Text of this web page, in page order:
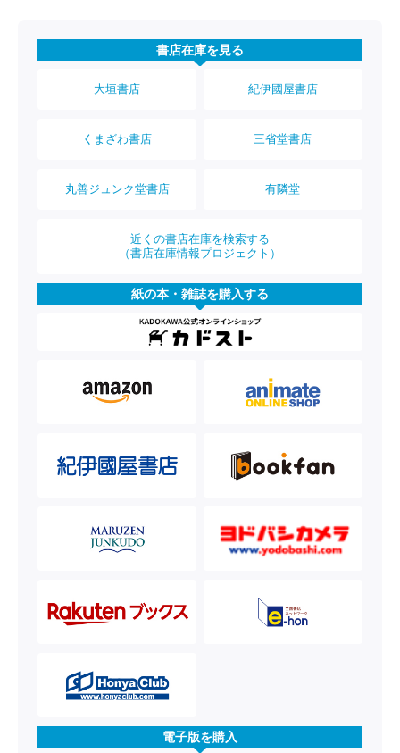
書店在庫を見る
大垣書店 紀伊國屋書店
くまざわ書店 三省堂書店
丸善ジュンク堂書店 有隣堂
近くの書店在庫を検索する
（書店在庫情報プロジェクト）
紙の本・雑誌を購入する
電子版を購入